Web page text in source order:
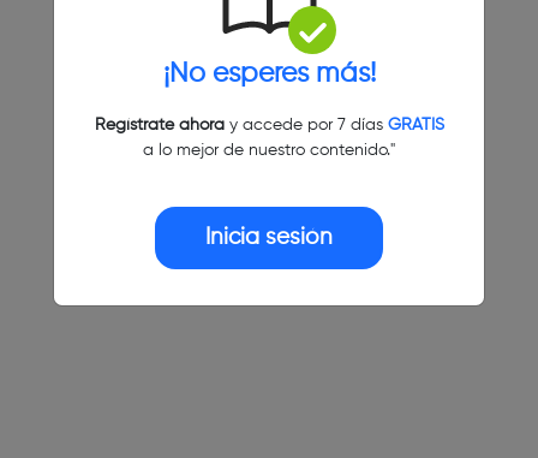
¡No esperes más!
Regístrate ahoray accede por 7 días GRATIS
a lo mejor de nuestro contenido."
Inicia sesión